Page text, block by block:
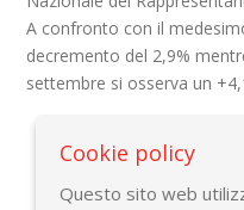
A confronto con il
decremento del 2,9%
settembre si osserva un
Torna alla
Cookie policy
Questo sito web